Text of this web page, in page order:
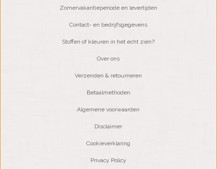
Zomervakantieperiode en levertijden
Contact- en bedrijfsgegevens
Stoffen of kleuren in het echt zien?
Over ons
Verzenden & retourneren
Betaalmethoden
Algemene voorwaarden
Disclaimer
Cookieverklaring
Privacy Policy